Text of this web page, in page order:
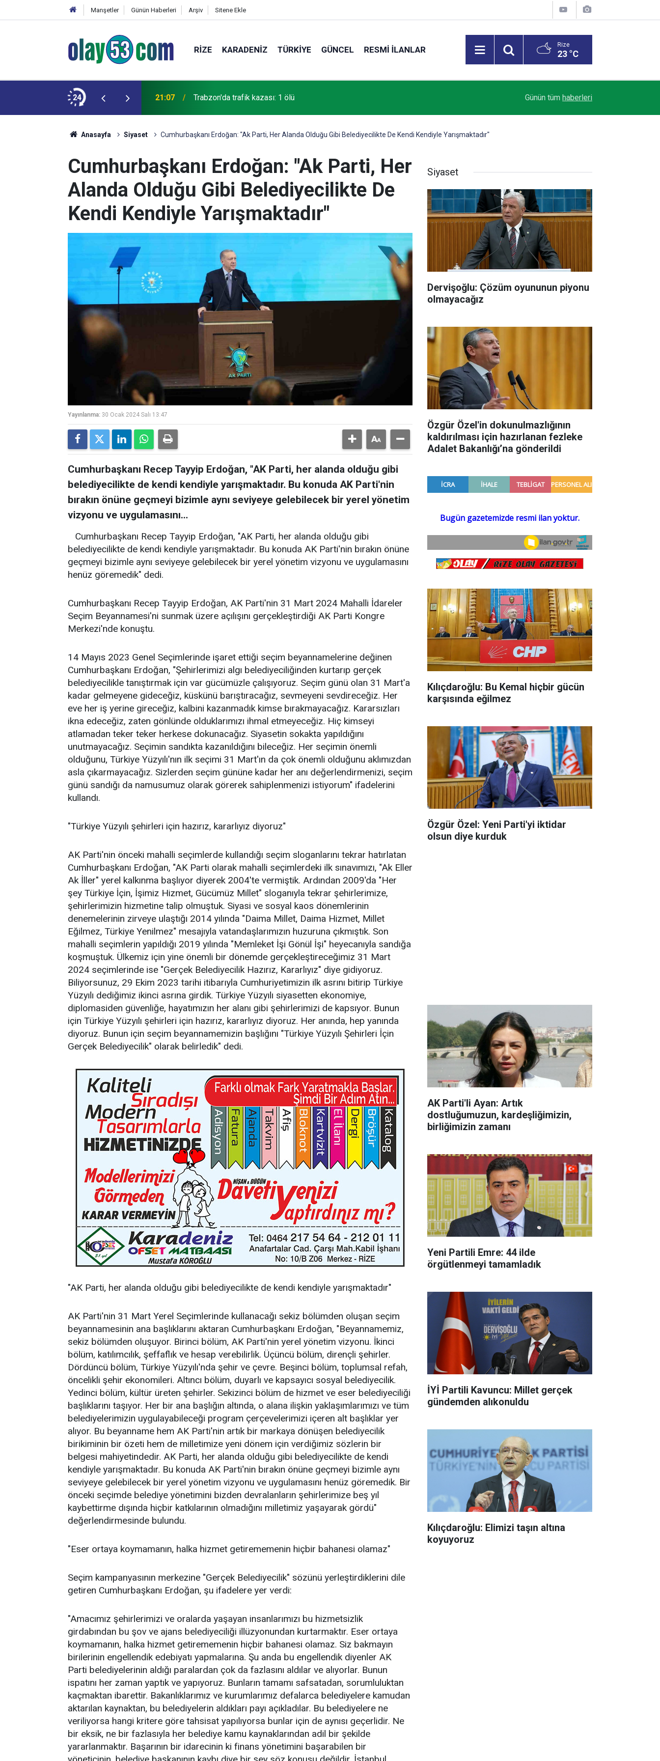
Manşetler Günün Haberleri Arşiv Sitene Ekle
RIZE KARADENIZ TÜRKIYE GÜNCEL RESMI İLANLAR Rize
23 °C
24 21:07 Trabzon'da trafik kazası: 1 ölü Rize’de otomobilin üzerine kaya düştü: 1 yaralı
Günün tüm haberleri
Anasayfa Siyaset Cumhurbaşkanı Erdoğan: "Ak Parti, Her Alanda Olduğu Gibi Belediyecilikte De Kendi Kendiyle Yarışmaktadır"
Cumhurbaşkanı Erdoğan: "Ak Parti, Her
Alanda Olduğu Gibi Belediyecilikte De
Kendi Kendiyle Yarışmaktadır"
Yayınlanma: 30 Ocak 2024 Salı 13:47
Cumhurbaşkanı Recep Tayyip Erdoğan, "AK Parti, her alanda olduğu gibi
belediyecilikte de kendi kendiyle yarışmaktadır. Bu konuda AK Parti'nin
bırakın önüne geçmeyi bizimle aynı seviyeye gelebilecek bir yerel yönetim
vizyonu ve uygulamasını...
Cumhurbaşkanı Recep Tayyip Erdoğan, "AK Parti, her alanda olduğu gibi
belediyecilikte de kendi kendiyle yarışmaktadır. Bu konuda AK Parti'nin bırakın önüne
geçmeyi bizimle aynı seviyeye gelebilecek bir yerel yönetim vizyonu ve uygulamasını
henüz göremedik" dedi.
Cumhurbaşkanı Recep Tayyip Erdoğan, AK Parti'nin 31 Mart 2024 Mahalli İdareler
Seçim Beyannamesi'ni sunmak üzere açılışını gerçekleştirdiği AK Parti Kongre
Merkezi'nde konuştu.
14 Mayıs 2023 Genel Seçimlerinde işaret ettiği seçim beyannamelerine değinen
Cumhurbaşkanı Erdoğan, "Şehirlerimizi algı belediyeciliğinden kurtarıp gerçek
belediyecilikle tanıştırmak için var gücümüzle çalışıyoruz. Seçim günü olan 31 Mart'a
kadar gelmeyene gideceğiz, küskünü barıştıracağız, sevmeyeni sevdireceğiz. Her
eve her iş yerine gireceğiz, kalbini kazanmadık kimse bırakmayacağız. Kararsızları
ikna edeceğiz, zaten gönlünde olduklarımızı ihmal etmeyeceğiz. Hiç kimseyi
atlamadan teker teker herkese dokunacağız. Siyasetin sokakta yapıldığını
unutmayacağız. Seçimin sandıkta kazanıldığını bileceğiz. Her seçimin önemli
olduğunu, Türkiye Yüzyılı'nın ilk seçimi 31 Mart'ın da çok önemli olduğunu aklımızdan
asla çıkarmayacağız. Sizlerden seçim gününe kadar her anı değerlendirmenizi, seçim
günü sandığı da namusumuz olarak görerek sahiplenmenizi istiyorum" ifadelerini
kullandı.
"Türkiye Yüzyılı şehirleri için hazırız, kararlıyız diyoruz"
AK Parti'nin önceki mahalli seçimlerde kullandığı seçim sloganlarını tekrar hatırlatan
Cumhurbaşkanı Erdoğan, "AK Parti olarak mahalli seçimlerdeki ilk sınavımızı, "Ak Eller
Ak İller" yerel kalkınma başlıyor diyerek 2004'te vermiştik. Ardından 2009'da "Her
şey Türkiye İçin, İşimiz Hizmet, Gücümüz Millet" sloganıyla tekrar şehirlerimize,
şehirlerimizin hizmetine talip olmuştuk. Siyasi ve sosyal kaos dönemlerinin
denemelerinin zirveye ulaştığı 2014 yılında "Daima Millet, Daima Hizmet, Millet
Eğilmez, Türkiye Yenilmez" mesajıyla vatandaşlarımızın huzuruna çıkmıştık. Son
mahalli seçimlerin yapıldığı 2019 yılında "Memleket İşi Gönül İşi" heyecanıyla sandığa
koşmuştuk. Ülkemiz için yine önemli bir dönemde gerçekleştireceğimiz 31 Mart
2024 seçimlerinde ise "Gerçek Belediyecilik Hazırız, Kararlıyız" diye gidiyoruz.
Biliyorsunuz, 29 Ekim 2023 tarihi itibarıyla Cumhuriyetimizin ilk asrını bitirip Türkiye
Yüzyılı dediğimiz ikinci asrına girdik. Türkiye Yüzyılı siyasetten ekonomiye,
diplomasiden güvenliğe, hayatımızın her alanı gibi şehirlerimizi de kapsıyor. Bunun
için Türkiye Yüzyılı şehirleri için hazırız, kararlıyız diyoruz. Her anında, hep yanında
diyoruz. Bunun için seçim beyannamemizin başlığını "Türkiye Yüzyılı Şehirleri İçin
Gerçek Belediyecilik" olarak belirledik" dedi.
"AK Parti, her alanda olduğu gibi belediyecilikte de kendi kendiyle yarışmaktadır"
AK Parti'nin 31 Mart Yerel Seçimlerinde kullanacağı sekiz bölümden oluşan seçim
beyannamesinin ana başlıklarını aktaran Cumhurbaşkanı Erdoğan, "Beyannamemiz,
sekiz bölümden oluşuyor. Birinci bölüm, AK Parti'nin yerel yönetim vizyonu. İkinci
bölüm, katılımcılık, şeffaflık ve hesap verebilirlik. Üçüncü bölüm, dirençli şehirler.
Dördüncü bölüm, Türkiye Yüzyılı'nda şehir ve çevre. Beşinci bölüm, toplumsal refah,
öncelikli şehir ekonomileri. Altıncı bölüm, duyarlı ve kapsayıcı sosyal belediyecilik.
Yedinci bölüm, kültür üreten şehirler. Sekizinci bölüm de hizmet ve eser belediyeciliği
başlıklarını taşıyor. Her bir ana başlığın altında, o alana ilişkin yaklaşımlarımızı ve tüm
belediyelerimizin uygulayabileceği program çerçevelerimizi içeren alt başlıklar yer
alıyor. Bu beyanname hem AK Parti'nin artık bir markaya dönüşen belediyecilik
birikiminin bir özeti hem de milletimize yeni dönem için verdiğimiz sözlerin bir
belgesi mahiyetindedir. AK Parti, her alanda olduğu gibi belediyecilikte de kendi
kendiyle yarışmaktadır. Bu konuda AK Parti'nin bırakın önüne geçmeyi bizimle aynı
seviyeye gelebilecek bir yerel yönetim vizyonu ve uygulamasını henüz göremedik. Bir
önceki seçimde belediye yönetimini bizden devralanların şehirlerimize beş yıl
kaybettirme dışında hiçbir katkılarının olmadığını milletimiz yaşayarak gördü"
değerlendirmesinde bulundu.
"Eser ortaya koymamanın, halka hizmet getirememenin hiçbir bahanesi olamaz"
Seçim kampanyasının merkezine "Gerçek Belediyecilik" sözünü yerleştirdiklerini dile
getiren Cumhurbaşkanı Erdoğan, şu ifadelere yer verdi:
"Amacımız şehirlerimizi ve oralarda yaşayan insanlarımızı bu hizmetsizlik
girdabından bu şov ve ajans belediyeciliği illüzyonundan kurtarmaktır. Eser ortaya
koymamanın, halka hizmet getirememenin hiçbir bahanesi olamaz. Siz bakmayın
birilerinin engellendik edebiyatı yapmalarına. Şu anda bu engellendik diyenler AK
Parti belediyelerinin aldığı paralardan çok da fazlasını aldılar ve alıyorlar. Bunun
ispatını her zaman yaptık ve yapıyoruz. Bunların tamamı safsatadan, sorumluluktan
kaçmaktan ibarettir. Bakanlıklarımız ve kurumlarımız defalarca belediyelere kamudan
aktarılan kaynaktan, bu belediyelerin aldıkları payı açıkladılar. Bu belediyelere ne
veriliyorsa hangi kritere göre tahsisat yapılıyorsa bunlar için de aynısı geçerlidir. Ne
bir eksik, ne bir fazlasıyla her belediye kamu kaynaklarından adil bir şekilde
yararlanmaktır. Başarının bir idarecinin ki finans yönetimini başarabilen bir
Siyaset
Dervişoğlu: Çözüm oyununun piyonu
olmayacağız
Özgür Özel'in dokunulmazlığının
kaldırılması için hazırlanan fezleke
Adalet Bakanlığı’na gönderildi
Kılıçdaroğlu: Bu Kemal hiçbir gücün
karşısında eğilmez
Özgür Özel: Yeni Parti'yi iktidar
olsun diye kurduk
AK Parti'li Ayan: Artık
dostluğumuzun, kardeşliğimizin,
birliğimizin zamanı
Yeni Partili Emre: 44 ilde
örgütlenmeyi tamamladık
İYİ Partili Kavuncu: Millet gerçek
gündemden alıkonuldu
Kılıçdaroğlu: Elimizi taşın altına
koyuyoruz